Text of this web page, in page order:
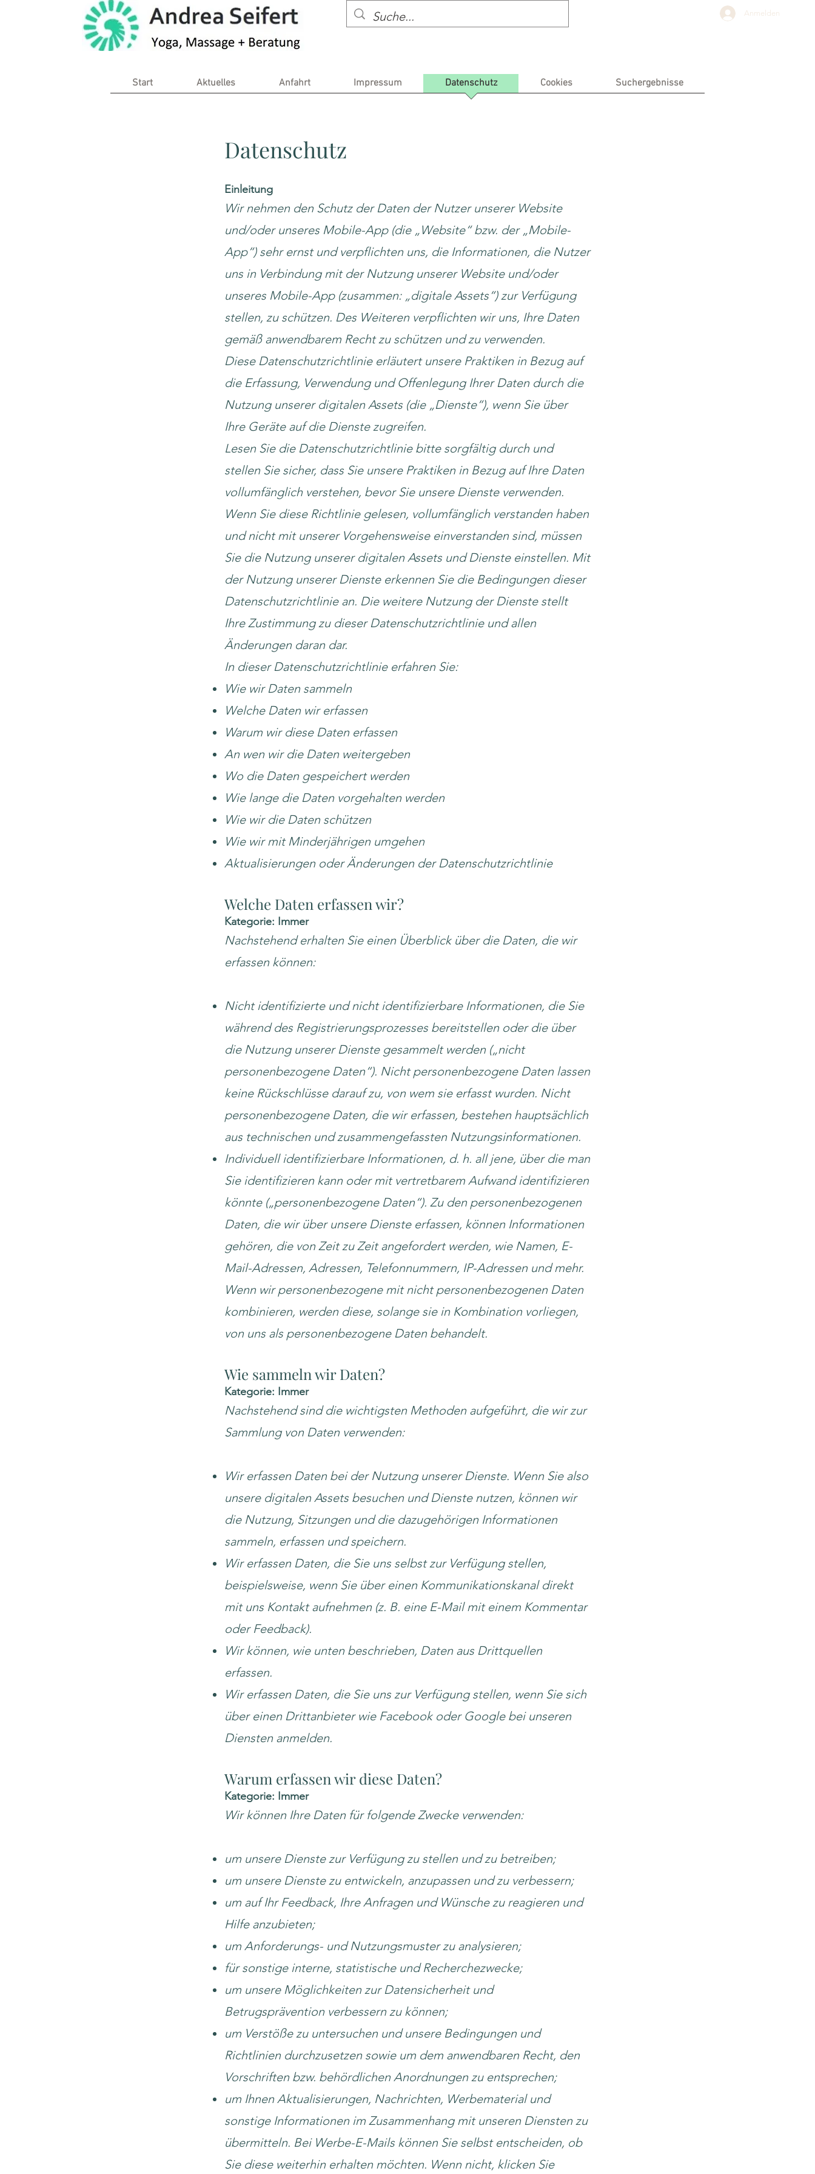
Anmelden
Start Aktuelles Anfahrt Impressum Datenschutz Cookies Suchergebnisse
Datenschutz
Einleitung
Wir nehmen den Schutz der Daten der Nutzer unserer Website
und/oder unseres Mobile-App (die „Website“ bzw. der „Mobile-
App“) sehr ernst und verpflichten uns, die Informationen, die Nutzer
uns in Verbindung mit der Nutzung unserer Website und/oder
unseres Mobile-App (zusammen: „digitale Assets“) zur Verfügung
stellen, zu schützen. Des Weiteren verpflichten wir uns, Ihre Daten
gemäß anwendbarem Recht zu schützen und zu verwenden.
Diese Datenschutzrichtlinie erläutert unsere Praktiken in Bezug auf
die Erfassung, Verwendung und Offenlegung Ihrer Daten durch die
Nutzung unserer digitalen Assets (die „Dienste“), wenn Sie über
Ihre Geräte auf die Dienste zugreifen.
Lesen Sie die Datenschutzrichtlinie bitte sorgfältig durch und
stellen Sie sicher, dass Sie unsere Praktiken in Bezug auf Ihre Daten
vollumfänglich verstehen, bevor Sie unsere Dienste verwenden.
Wenn Sie diese Richtlinie gelesen, vollumfänglich verstanden haben
und nicht mit unserer Vorgehensweise einverstanden sind, müssen
Sie die Nutzung unserer digitalen Assets und Dienste einstellen. Mit
der Nutzung unserer Dienste erkennen Sie die Bedingungen dieser
Datenschutzrichtlinie an. Die weitere Nutzung der Dienste stellt
Ihre Zustimmung zu dieser Datenschutzrichtlinie und allen
Änderungen daran dar.
In dieser Datenschutzrichtlinie erfahren Sie:
Wie wir Daten sammeln
Welche Daten wir erfassen
Warum wir diese Daten erfassen
An wen wir die Daten weitergeben
Wo die Daten gespeichert werden
Wie lange die Daten vorgehalten werden
Wie wir die Daten schützen
Wie wir mit Minderjährigen umgehen
Aktualisierungen oder Änderungen der Datenschutzrichtlinie
Welche Daten erfassen wir?
Kategorie: Immer
Nachstehend erhalten Sie einen Überblick über die Daten, die wir
erfassen können:
Nicht identifizierte und nicht identifizierbare Informationen, die Sie
während des Registrierungsprozesses bereitstellen oder die über
die Nutzung unserer Dienste gesammelt werden („nicht
personenbezogene Daten“). Nicht personenbezogene Daten lassen
keine Rückschlüsse darauf zu, von wem sie erfasst wurden. Nicht
personenbezogene Daten, die wir erfassen, bestehen hauptsächlich
aus technischen und zusammengefassten Nutzungsinformationen.
Individuell identifizierbare Informationen, d. h. all jene, über die man
Sie identifizieren kann oder mit vertretbarem Aufwand identifizieren
könnte („personenbezogene Daten“). Zu den personenbezogenen
Daten, die wir über unsere Dienste erfassen, können Informationen
gehören, die von Zeit zu Zeit angefordert werden, wie Namen, E-
Mail-Adressen, Adressen, Telefonnummern, IP-Adressen und mehr.
Wenn wir personenbezogene mit nicht personenbezogenen Daten
kombinieren, werden diese, solange sie in Kombination vorliegen,
von uns als personenbezogene Daten behandelt.
Wie sammeln wir Daten?
Kategorie: Immer
Nachstehend sind die wichtigsten Methoden aufgeführt, die wir zur
Sammlung von Daten verwenden:
Wir erfassen Daten bei der Nutzung unserer Dienste. Wenn Sie also
unsere digitalen Assets besuchen und Dienste nutzen, können wir
die Nutzung, Sitzungen und die dazugehörigen Informationen
sammeln, erfassen und speichern.
Wir erfassen Daten, die Sie uns selbst zur Verfügung stellen,
beispielsweise, wenn Sie über einen Kommunikationskanal direkt
mit uns Kontakt aufnehmen (z. B. eine E-Mail mit einem Kommentar
oder Feedback).
Wir können, wie unten beschrieben, Daten aus Drittquellen
erfassen.
Wir erfassen Daten, die Sie uns zur Verfügung stellen, wenn Sie sich
über einen Drittanbieter wie Facebook oder Google bei unseren
Diensten anmelden.
Warum erfassen wir diese Daten?
Kategorie: Immer
Wir können Ihre Daten für folgende Zwecke verwenden:
um unsere Dienste zur Verfügung zu stellen und zu betreiben;
um unsere Dienste zu entwickeln, anzupassen und zu verbessern;
um auf Ihr Feedback, Ihre Anfragen und Wünsche zu reagieren und
Hilfe anzubieten;
um Anforderungs- und Nutzungsmuster zu analysieren;
für sonstige interne, statistische und Recherchezwecke;
um unsere Möglichkeiten zur Datensicherheit und
Betrugsprävention verbessern zu können;
um Verstöße zu untersuchen und unsere Bedingungen und
Richtlinien durchzusetzen sowie um dem anwendbaren Recht, den
Vorschriften bzw. behördlichen Anordnungen zu entsprechen;
um Ihnen Aktualisierungen, Nachrichten, Werbematerial und
sonstige Informationen im Zusammenhang mit unseren Diensten zu
übermitteln. Bei Werbe-E-Mails können Sie selbst entscheiden, ob
Sie diese weiterhin erhalten möchten. Wenn nicht, klicken Sie